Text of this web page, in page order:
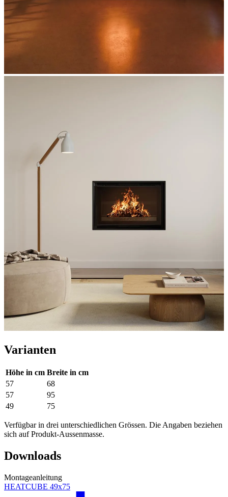
Varianten
Höhe in cm Breite in cm
57
68
57
95
49
75
Verfügbar in drei unterschiedlichen Grössen. Die Angaben beziehen
sich auf Produkt-Aussenmasse.
Downloads
Montageanleitung
HEATCUBE 49x75